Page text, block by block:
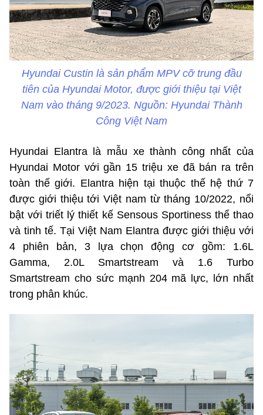
Hyundai Custin là sản phẩm MPV cỡ trung đầu
tiên của Hyundai Motor, được giới thiệu tại Việt
Nam vào tháng 9/2023. Nguồn: Hyundai Thành
Công Việt Nam
Hyundai Elantra là mẫu xe thành công nhất của
Hyundai Motor với gần 15 triệu xe đã bán ra trên
toàn thế giới. Elantra hiện tại thuộc thế hệ thứ 7
được giới thiệu tới Việt nam từ tháng 10/2022, nổi
bật với triết lý thiết kế Sensous Sportiness thể thao
và tinh tế. Tại Việt Nam Elantra được giới thiệu với
4 phiên bản, 3 lựa chọn động cơ gồm: 1.6L
Gamma, 2.0L Smartstream và 1.6 Turbo
Smartstream cho sức mạnh 204 mã lực, lớn nhất
trong phân khúc.